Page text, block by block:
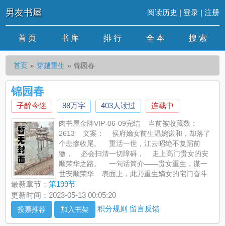
男友书屋 阅读历史 | 登录| 注册
首 页 书 库 排 行 全 本 搜 索
首页 穿越重生 锦园春
锦园春
子醉今迷 88万字 403人读过 连载中
肉书屋金牌VIP-06-09完结 当前被收藏数：
2613 文案： 侯府嫡女前生温婉谦和，却落了
个悲惨收尾。 重活一世，江云昭绝不复蹈前
辙， 必会扫清一切障碍， 走上高门贵女的安
顺荣华之路。 一句话简介——贵女重生，谋一
世安顺荣华 表面上，此乃重生嫡女的宅门奋斗
史。 实际上，这也是某只傲娇忠犬（？）的漫漫追妻史。 只
不过追的年头…… 略微长了那么一点^_^ 内容标签：重生 宅
斗 情有独钟 天之骄子 主角：江云昭，廖鸿先
最新章节：第199节
更新时间：2023-05-13 00:05:20
投票推荐 加入书架 积分规则 留言反馈